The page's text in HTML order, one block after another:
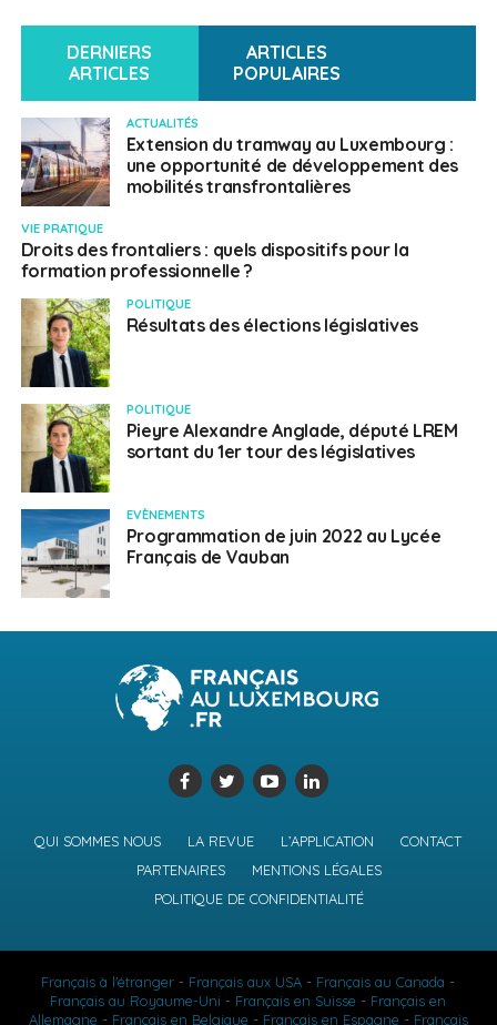
DERNIERS
ARTICLES
ARTICLES
POPULAIRES
ACTUALITÉS
Extension du tramway au Luxembourg :
une opportunité de développement des
mobilités transfrontalières
VIE PRATIQUE
Droits des frontaliers : quels dispositifs pour la
formation professionnelle ?
POLITIQUE
Résultats des élections législatives
POLITIQUE
Pieyre Alexandre Anglade, député LREM
sortant du 1er tour des législatives
EVÈNEMENTS
Programmation de juin 2022 au Lycée
Français de Vauban
QUI SOMMES NOUS LA REVUE L’APPLICATION
CONTACT
PARTENAIRES
MENTIONS LÉGALES
POLITIQUE DE CONFIDENTIALITÉ
Français à l'étranger - Français aux USA - Français au Canada -
Français au Royaume-Uni - Français en Suisse - Français en
Allemagne - Français en Belgique - Français en Espagne - Français